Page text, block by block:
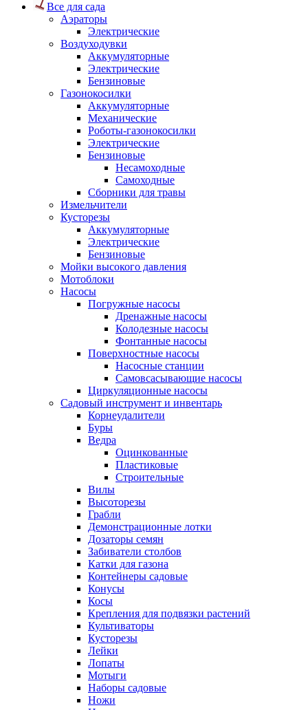
Все для сада
Аэраторы
Электрические
Воздуходувки
Аккумуляторные
Электрические
Бензиновые
Газонокосилки
Аккумуляторные
Механические
Роботы-газонокосилки
Электрические
Бензиновые
Несамоходные
Самоходные
Сборники для травы
Измельчители
Кусторезы
Аккумуляторные
Электрические
Бензиновые
Мойки высокого давления
Мотоблоки
Насосы
Погружные насосы
Дренажные насосы
Колодезные насосы
Фонтанные насосы
Поверхностные насосы
Насосные станции
Самовсасывающие насосы
Циркуляционные насосы
Садовый инструмент и инвентарь
Корнеудалители
Буры
Ведра
Оцинкованные
Пластиковые
Строительные
Вилы
Высоторезы
Грабли
Демонстрационные лотки
Дозаторы семян
Забиватели столбов
Катки для газона
Контейнеры садовые
Конусы
Косы
Крепления для подвязки растений
Культиваторы
Кусторезы
Лейки
Лопаты
Мотыги
Наборы садовые
Ножи